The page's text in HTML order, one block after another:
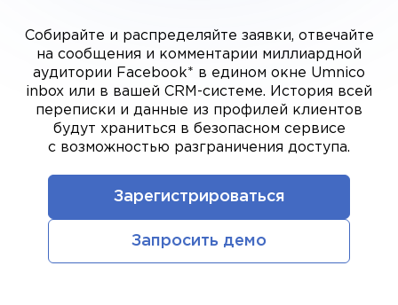
Собирайте и распределяйте заявки, отвечайте
на сообщения и комментарии миллиардной
аудитории Facebook* в едином окне Umnico
inbox или в вашей CRM-системе. История всей
переписки и данные из профилей клиентов
будут храниться в безопасном сервисе
с возможностью разграничения доступа.
Зарегистрироваться
Запросить демо